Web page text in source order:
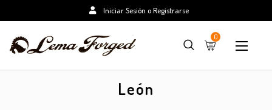
Iniciar Sesión o Registrarse
0
León